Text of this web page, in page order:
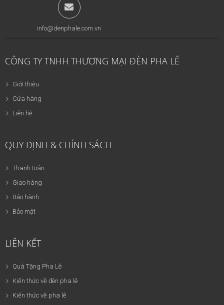
info@denphale.com.vn
CÔNG TY TNHH THƯƠNG MẠI ĐÈN PHA LÊ
Giới thiệu
Cửa hàng
Liên hệ
QUY ĐỊNH & CHÍNH SÁCH
Thanh toán
Giao hàng
Bảo hành
Bảo mật
LIÊN KẾT
Quà Tặng Pha Lê
Kiến thức về đèn pha lê
Kiến thức về pha lê